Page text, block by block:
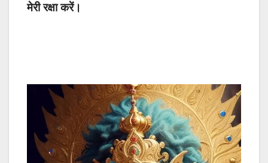
मेरी रक्षा करें।